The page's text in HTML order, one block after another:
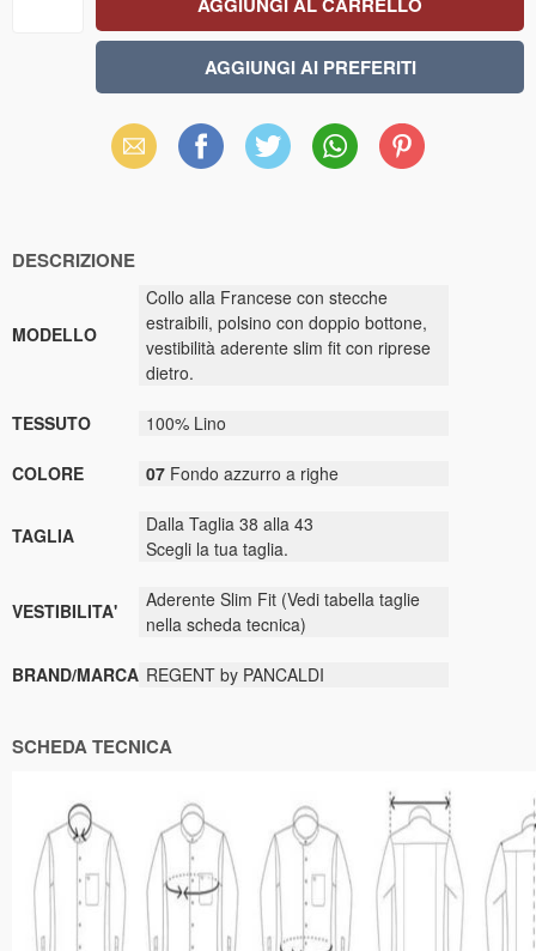
Email Facebook X WhatsAppPinterest
DESCRIZIONE
MODELLO
Collo alla Francese con stecche
estraibili, polsino con doppio bottone,
vestibilità aderente slim fit con riprese
dietro.
TESSUTO 100% Lino
COLORE 07 Fondo azzurro a righe
TAGLIA
Dalla Taglia 38 alla 43
Scegli la tua taglia.
VESTIBILITA'
Aderente Slim Fit (Vedi tabella taglie
nella scheda tecnica)
BRAND/MARCA REGENT by PANCALDI
SCHEDA TECNICA